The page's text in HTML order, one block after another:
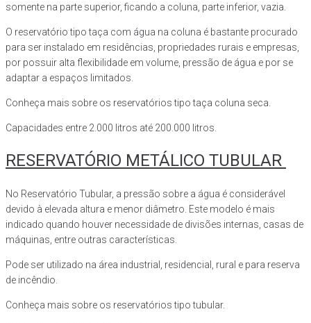
somente na parte superior, ficando a coluna, parte inferior, vazia.
O reservatório tipo taça com água na coluna é bastante procurado
para ser instalado em residências, propriedades rurais e empresas,
por possuir alta flexibilidade em volume, pressão de água e por se
adaptar a espaços limitados.
Conheça mais sobre os reservatórios tipo taça coluna seca.
Capacidades entre 2.000 litros até 200.000 litros.
RESERVATÓRIO METÁLICO TUBULAR
No Reservatório Tubular, a pressão sobre a água é considerável
devido à elevada altura e menor diâmetro. Este modelo é mais
indicado quando houver necessidade de divisões internas, casas de
máquinas, entre outras características.
Pode ser utilizado na área industrial, residencial, rural e para reserva
de incêndio.
Conheça mais sobre os reservatórios tipo tubular.